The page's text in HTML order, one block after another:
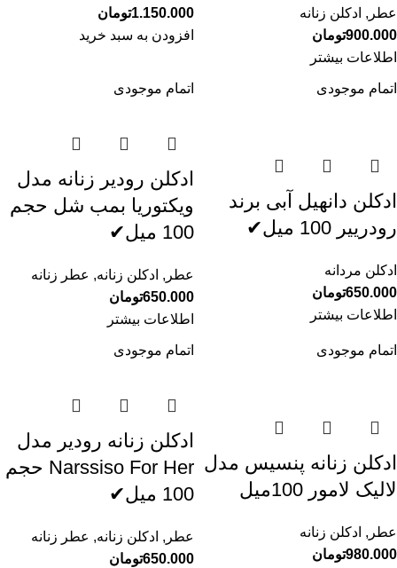
عطر , ادکلن زنانه
900.000تومان
اطلاعات بیشتر
1.150.000تومان
افزودن به سبد خرید
اتمام موجودی
ادکلن دانهیل آبی برند
رودرییر 100 میل✔
ادکلن مردانه
650.000تومان
اطلاعات بیشتر
اتمام موجودی
ادکلن رودیر زنانه مدل
ویکتوریا بمب شل حجم
100 میل✔
عطر , ادکلن زنانه, عطر زنانه
650.000تومان
اطلاعات بیشتر
اتمام موجودی
ادکلن زنانه پنسیس مدل
لالیک لامور 100میل
عطر , ادکلن زنانه
980.000تومان
اتمام موجودی
ادکلن زنانه رودیر مدل
Narssiso For Her حجم
100 میل✔
عطر , ادکلن زنانه, عطر زنانه
650.000تومان